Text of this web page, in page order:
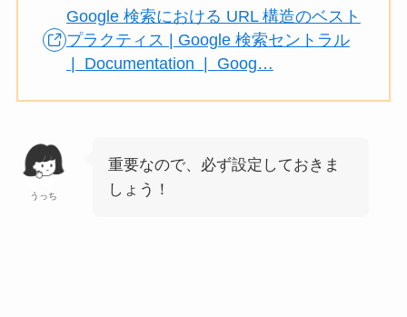
Google 検索における URL 構造のベスト
プラクティス | Google 検索セントラル
| Documentation | Goog…
うっち
重要なので、必ず設定しておきま
しょう！